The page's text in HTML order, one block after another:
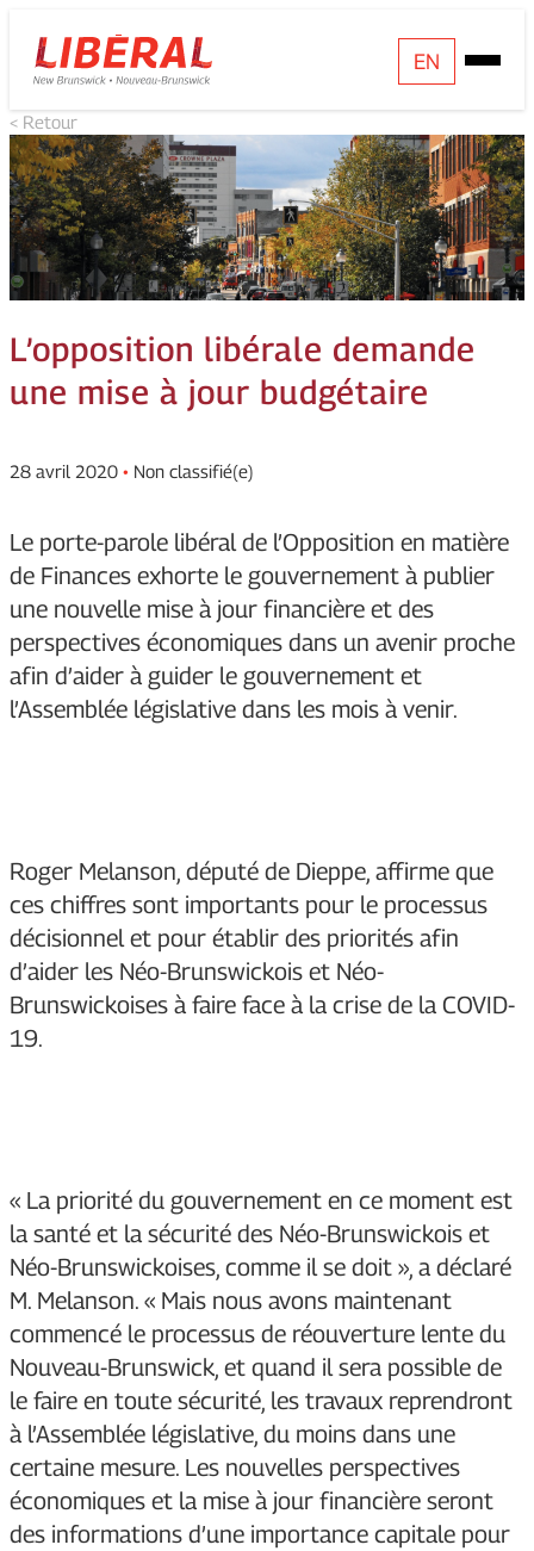
Skip
to
content
Homepage
Link
EN
Open
Mobile
Menu
< Retour
L’opposition libérale demande
une mise à jour budgétaire
28 avril 2020 • Non classifié(e)
Le porte-parole libéral de l’Opposition en matière
de Finances exhorte le gouvernement à publier
une nouvelle mise à jour financière et des
perspectives économiques dans un avenir proche
afin d’aider à guider le gouvernement et
l’Assemblée législative dans les mois à venir.
Roger Melanson, député de Dieppe, affirme que
ces chiffres sont importants pour le processus
décisionnel et pour établir des priorités afin
d’aider les Néo-Brunswickois et Néo-
Brunswickoises à faire face à la crise de la COVID-
19.
« La priorité du gouvernement en ce moment est
la santé et la sécurité des Néo-Brunswickois et
Néo-Brunswickoises, comme il se doit », a déclaré
M. Melanson. « Mais nous avons maintenant
commencé le processus de réouverture lente du
Nouveau-Brunswick, et quand il sera possible de
le faire en toute sécurité, les travaux reprendront
à l’Assemblée législative, du moins dans une
certaine mesure. Les nouvelles perspectives
économiques et la mise à jour financière seront
des informations d’une importance capitale pour